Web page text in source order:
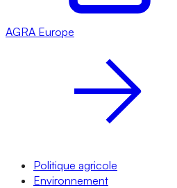
AGRA Europe
Politique agricole
Environnement